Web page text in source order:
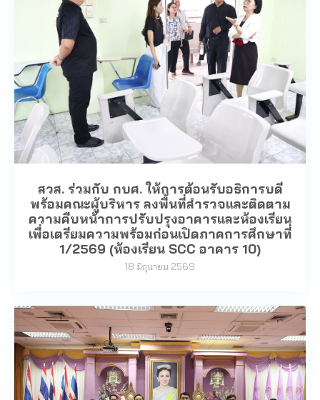
สวส. ร่วมกับ กบศ. ให้การต้อนรับอธิการบดี
พร้อมคณะผู้บริหาร ลงพื้นที่สำรวจและติดตาม
ความคืบหน้าการปรับปรุงอาคารและห้องเรียน
เพื่อเตรียมความพร้อมก่อนเปิดภาคการศึกษาที่
1/2569 (ห้องเรียน SCC อาคาร 10)
18 มิถุนายน 2569